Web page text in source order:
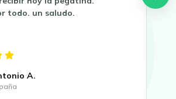
todo. un saludo.
A.